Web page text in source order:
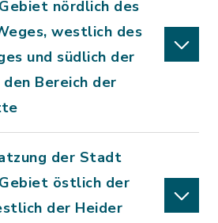
nördlich des
westlich des
und südlich der
Bereich der
der Stadt
östlich der
der Heider